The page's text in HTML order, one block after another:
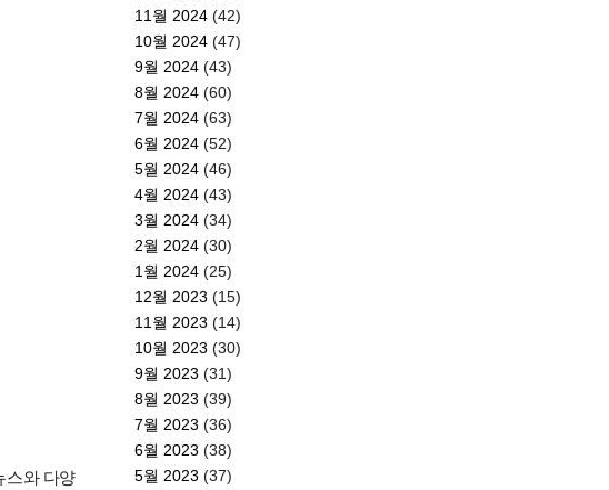
스와 다양
11월 2024 (42)
10월 2024 (47)
9월 2024 (43)
8월 2024 (60)
7월 2024 (63)
6월 2024 (52)
5월 2024 (46)
4월 2024 (43)
3월 2024 (34)
2월 2024 (30)
1월 2024 (25)
12월 2023 (15)
11월 2023 (14)
10월 2023 (30)
9월 2023 (31)
8월 2023 (39)
7월 2023 (36)
6월 2023 (38)
5월 2023 (37)